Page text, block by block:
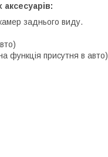
заднього виду.
функція присутня в авто)